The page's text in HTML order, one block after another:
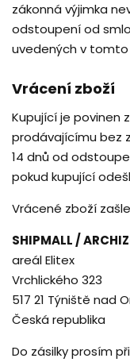
zákonná výjimka
odstoupení od
uvedených v tomto
Vrácení zboží
Kupující je povinen
prodávajícímu bez
14 dnů od
pokud kupující
Vrácené zboží
SHIPMALL /
areál Elitex
Vrchlického 323
517 21 Týniště nad
Česká republika
Do zásilky prosím